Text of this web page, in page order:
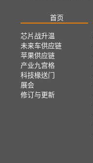
首页
芯片战升温
未来车供应链
苹果供应链
产业九宫格
科技椽送门
展会
修订与更新